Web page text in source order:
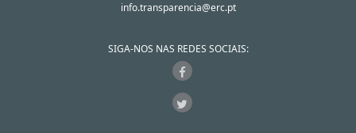
info.transparencia@erc.pt
SIGA-NOS NAS REDES SOCIAIS: